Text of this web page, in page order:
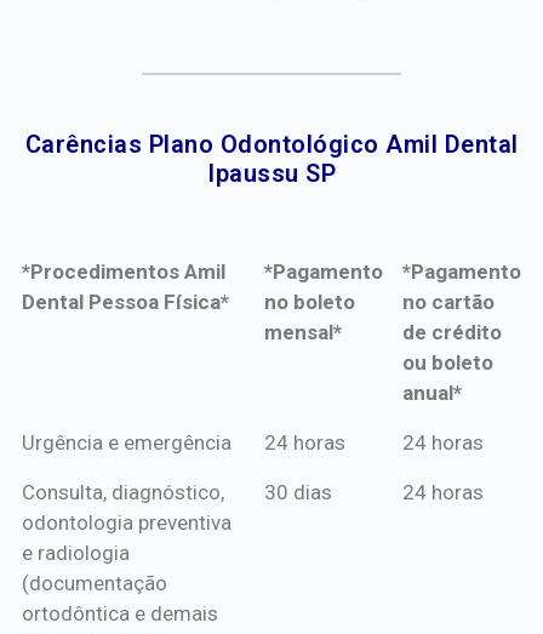
Carências Plano Odontológico Amil Dental
Ipaussu SP​
*Procedimentos Amil
Dental Pessoa Física*
*Pagamento
no boleto
mensal*
*Pagamento
no cartão
de crédito
ou boleto
anual*
*Procedimentos Amil
*Pagamento
mensal*
*Pagamento
de crédito
Urgência e emergência 24 horas 24 horas
Consulta, diagnóstico,
odontologia preventiva
e radiologia
(documentação
ortodôntica e demais
30 dias 24 horas